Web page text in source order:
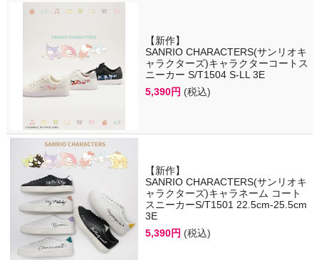
【新作】
SANRIO CHARACTERS(サンリオキ
ャラクターズ)キャラクターコートス
ニーカー S/T1504 S-LL 3E
5,390円 (税込)
【新作】
SANRIO CHARACTERS(サンリオキ
ャラクターズ)キャラネーム コート
スニーカーS/T1501 22.5cm-25.5cm
3E
5,390円 (税込)